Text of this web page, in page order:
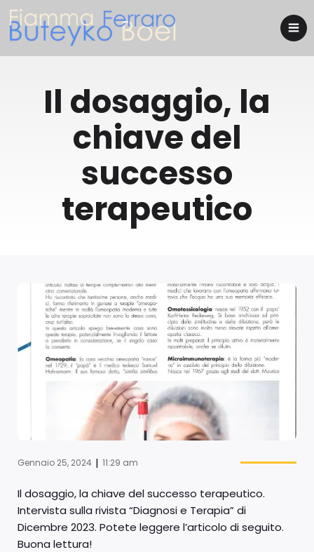
Il dosaggio, la
chiave del
successo
terapeutico
Gennaio 25, 2024 | 11:29 am
Il dosaggio, la chiave del successo terapeutico.
Intervista sulla rivista “Diagnosi e Terapia” di
Dicembre 2023. Potete leggere l’articolo di seguito.
Buona lettura!